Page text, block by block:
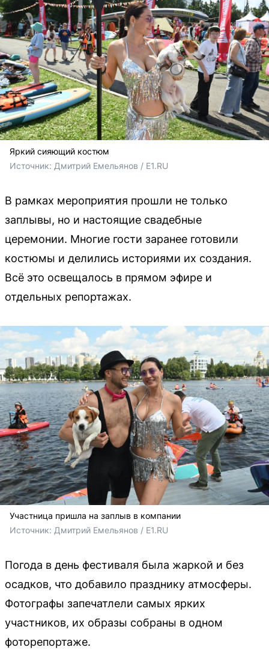
Яркий сияющий костюм
Источник: Дмитрий Емельянов / E1.RU
В рамках мероприятия прошли не только
заплывы, но и настоящие свадебные
церемонии. Многие гости заранее готовили
костюмы и делились историями их создания.
Всё это освещалось в прямом эфире и
отдельных репортажах.
Участница пришла на заплыв в компании
Источник: Дмитрий Емельянов / E1.RU
Погода в день фестиваля была жаркой и без
осадков, что добавило празднику атмосферы.
Фотографы запечатлели самых ярких
участников, их образы собраны в одном
фоторепортаже.